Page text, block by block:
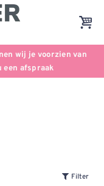
wij je voorzien van
een afspraak
Filter